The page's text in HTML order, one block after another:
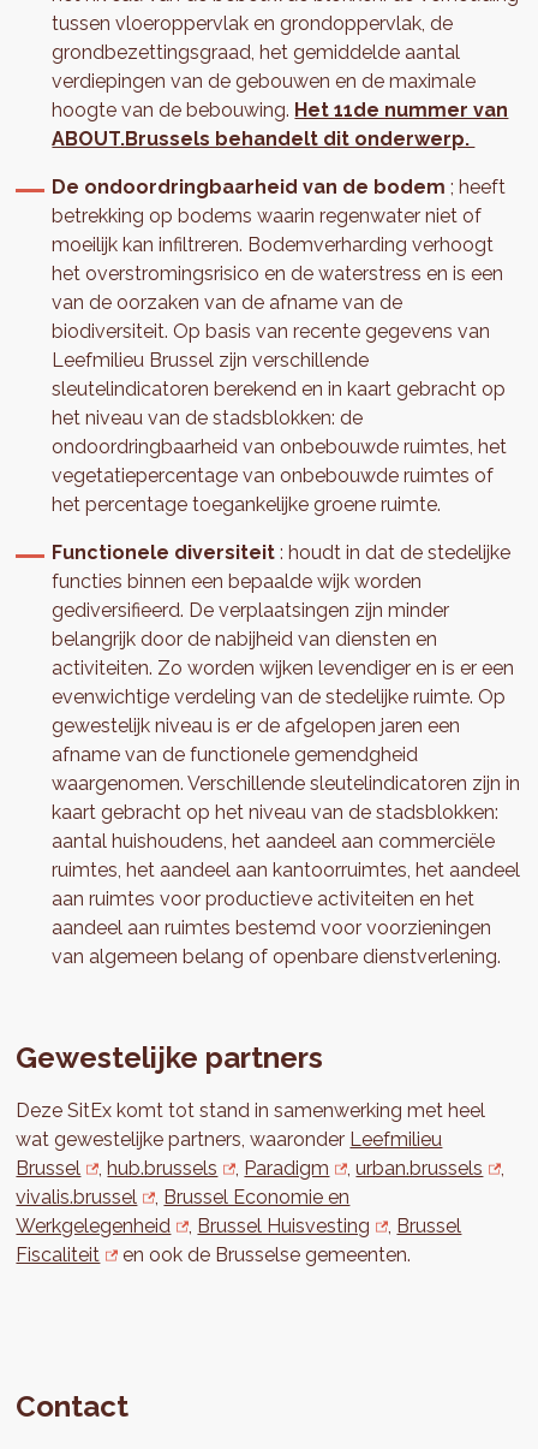
tussen vloeroppervlak en grondoppervlak, de
grondbezettingsgraad, het gemiddelde aantal
verdiepingen van de gebouwen en de maximale
hoogte van de bebouwing. Het 11de nummer van
ABOUT.Brussels behandelt dit onderwerp.
De ondoordringbaarheid van de bodem ; heeft
betrekking op bodems waarin regenwater niet of
moeilijk kan infiltreren. Bodemverharding verhoogt
het overstromingsrisico en de waterstress en is een
van de oorzaken van de afname van de
biodiversiteit. Op basis van recente gegevens van
Leefmilieu Brussel zijn verschillende
sleutelindicatoren berekend en in kaart gebracht op
het niveau van de stadsblokken: de
ondoordringbaarheid van onbebouwde ruimtes, het
vegetatiepercentage van onbebouwde ruimtes of
het percentage toegankelijke groene ruimte.
Functionele diversiteit : houdt in dat de stedelijke
functies binnen een bepaalde wijk worden
gediversifieerd. De verplaatsingen zijn minder
belangrijk door de nabijheid van diensten en
activiteiten. Zo worden wijken levendiger en is er een
evenwichtige verdeling van de stedelijke ruimte. Op
gewestelijk niveau is er de afgelopen jaren een
afname van de functionele gemendgheid
waargenomen. Verschillende sleutelindicatoren zijn in
kaart gebracht op het niveau van de stadsblokken:
aantal huishoudens, het aandeel aan commerciële
ruimtes, het aandeel aan kantoorruimtes, het aandeel
aan ruimtes voor productieve activiteiten en het
aandeel aan ruimtes bestemd voor voorzieningen
van algemeen belang of openbare dienstverlening.
Gewestelijke partners
Deze SitEx komt tot stand in samenwerking met heel
wat gewestelijke partners, waaronder Leefmilieu
Brussel
, hub.brussels , Paradigm ,urban.brussels
,
vivalis.brussel
, Brussel Economie en
Werkgelegenheid
, Brussel Huisvesting , Brussel
Fiscaliteit
en ook de Brusselse gemeenten.
Contact